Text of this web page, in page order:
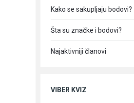
Kako se sakupljaju bodovi?
Šta su značke i bodovi?
Najaktivniji članovi
VIBER KVIZ